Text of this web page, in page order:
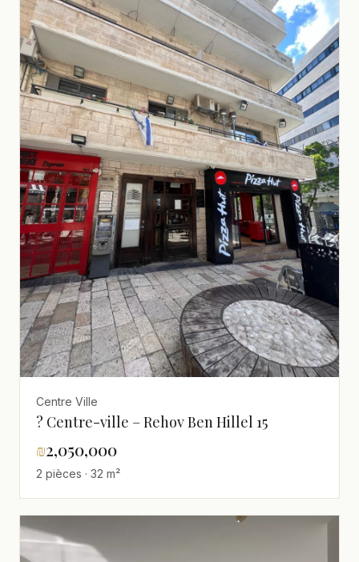
Centre Ville
? Centre-ville – Rehov Ben Hillel 15
₪2,050,000
2 pièces · 32 m²